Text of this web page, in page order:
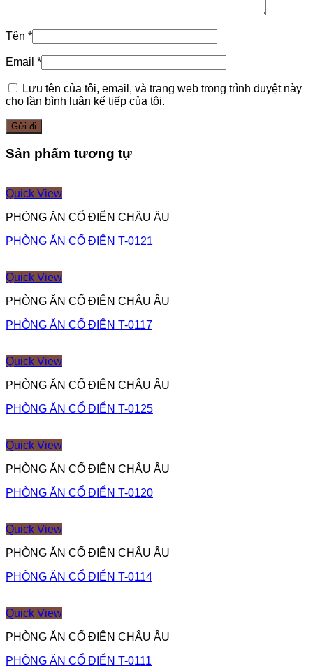
Tên *
Email *
Lưu tên của tôi, email, và trang web trong trình duyệt này
cho lần bình luận kế tiếp của tôi.
Sản phẩm tương tự
Quick View
PHÒNG ĂN CỔ ĐIỂN CHÂU ÂU
PHÒNG ĂN CỔ ĐIỂN T-0121
Quick View
PHÒNG ĂN CỔ ĐIỂN CHÂU ÂU
PHÒNG ĂN CỔ ĐIỂN T-0117
Quick View
PHÒNG ĂN CỔ ĐIỂN CHÂU ÂU
PHÒNG ĂN CỔ ĐIỂN T-0125
Quick View
PHÒNG ĂN CỔ ĐIỂN CHÂU ÂU
PHÒNG ĂN CỔ ĐIỂN T-0120
Quick View
PHÒNG ĂN CỔ ĐIỂN CHÂU ÂU
PHÒNG ĂN CỔ ĐIỂN T-0114
Quick View
PHÒNG ĂN CỔ ĐIỂN CHÂU ÂU
PHÒNG ĂN CỔ ĐIỂN T-0111